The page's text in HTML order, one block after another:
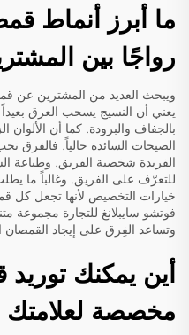
ما أبرز أنماط
رواجًا بين
ويبحث العديد من المشترين عن
يعني أن النسيج يسحب العرق
بالجفاف والبرودة. كما أن الألوان
الصيحات السائدة حالياً. فالفرق
الفريدة شخصية الفريق. وطباعة
للتعرّف على الفريق. وغالباً ما
خيارات التخصيص لأنها تجعل كل
فوتشو سايبلانغ للتجارة مجموعة
وتساعد الفِرق على إيجاد القمصان
أين يمكنك
مخصصة لعلامتك